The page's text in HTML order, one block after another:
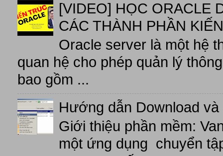
[VIDEO] HỌC ORACLE
CÁC THÀNH PHẦN
Oracle server là một hệ
quan hệ cho phép quản lý
bao gồm ...
Hướng dẫn Download
Giới thiệu phần mềm:
một ứng dụng chuyển